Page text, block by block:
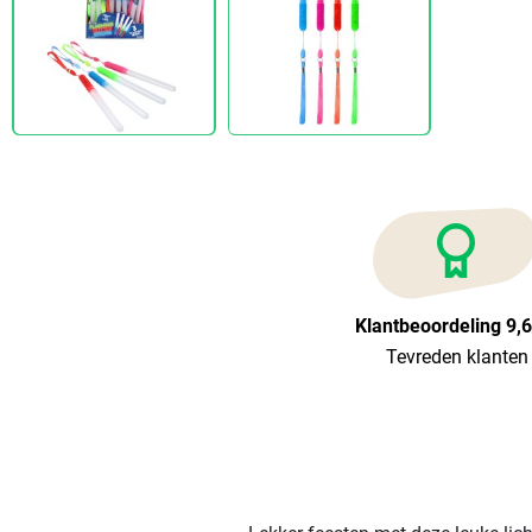
Klantbeoordeling
Tevreden klanten